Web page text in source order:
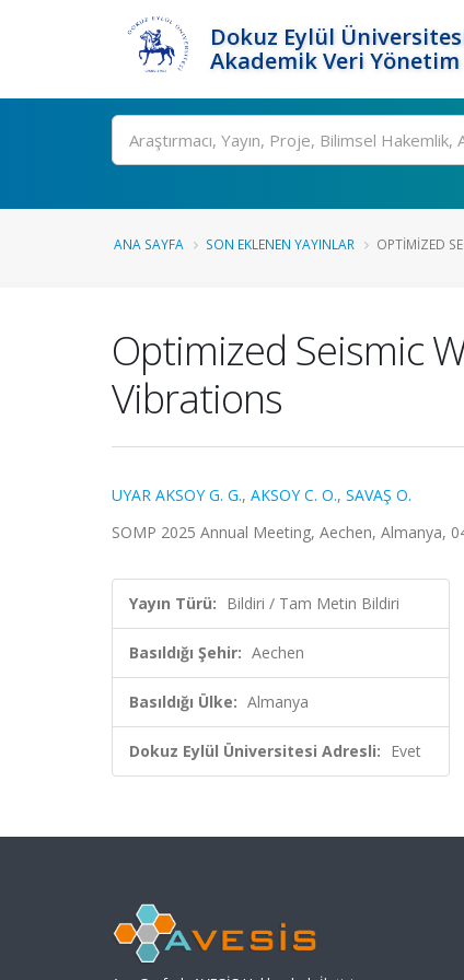
Dokuz Eylül
Akademik Veri
Ara
ANA SAYFA SON EKLENEN YAYINLAR OPTIMIZED
Optimized Seismic
Vibrations
UYAR AKSOY G. G., AKSOY C. O., SAVAŞ O.
SOMP 2025 Annual Meeting, Aechen, Almanya,
Yayın Türü: Bildiri / Tam Metin Bildiri
Basıldığı Şehir: Aechen
Basıldığı Ülke: Almanya
Dokuz Eylül Üniversitesi Adresli: Evet